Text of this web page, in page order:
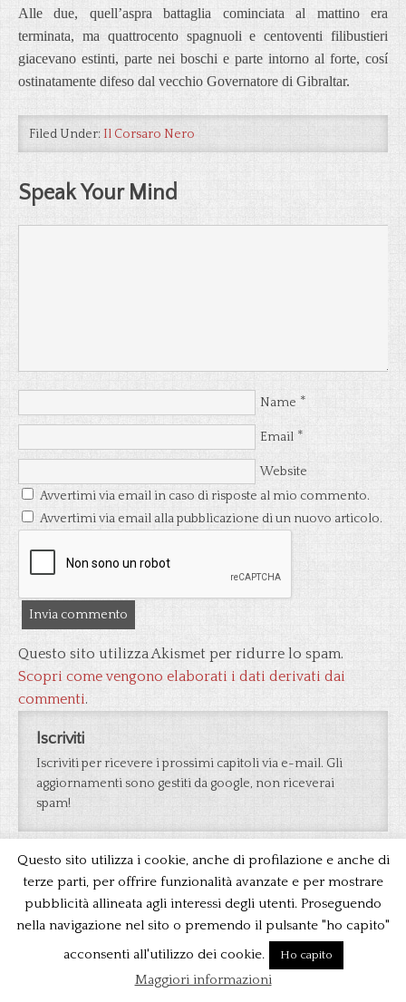
Alle due, quell’aspra battaglia cominciata al mattino era
terminata, ma quattrocento spagnuoli e centoventi filibustieri
giacevano estinti, parte nei boschi e parte intorno al forte, cosí
ostinatamente difeso dal vecchio Governatore di Gibraltar.
Filed Under: Il Corsaro Nero
Speak Your Mind
Name *
Email *
Website
Avvertimi via email in caso di risposte al mio commento.
Avvertimi via email alla pubblicazione di un nuovo articolo.
Questo sito utilizza Akismet per ridurre lo spam.
Scopri come vengono elaborati i dati derivati dai
commenti.
Iscriviti
Iscriviti per ricevere i prossimi capitoli via e-mail. Gli
aggiornamenti sono gestiti da google, non riceverai
spam!
Ciclo dei pirati della Malesia
La tigre della Malesia
I misteri della jungla nera
Le tigri di Mompracem
Questo sito utilizza i cookie, anche di profilazione e anche di
terze parti, per offrire funzionalità avanzate e per mostrare
pubblicità allineata agli interessi degli utenti. Proseguendo
nella navigazione nel sito o premendo il pulsante "ho capito"
acconsenti all'utilizzo dei cookie.
Ho capito
Maggiori informazioni